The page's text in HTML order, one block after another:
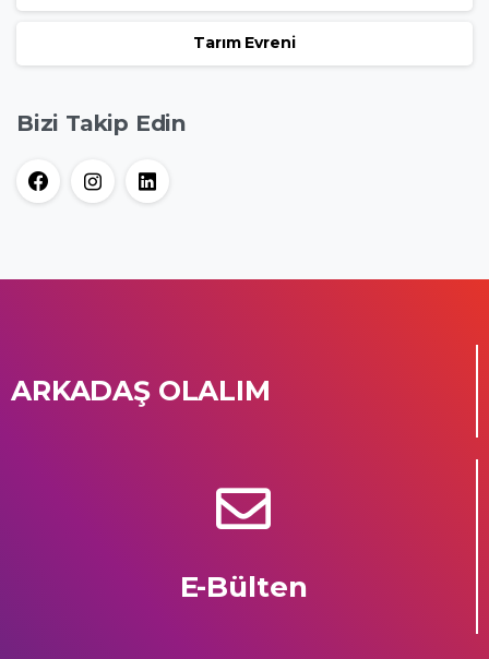
Tarım Evreni
Bizi Takip Edin
ARKADAŞ OLALIM
E-Bülten